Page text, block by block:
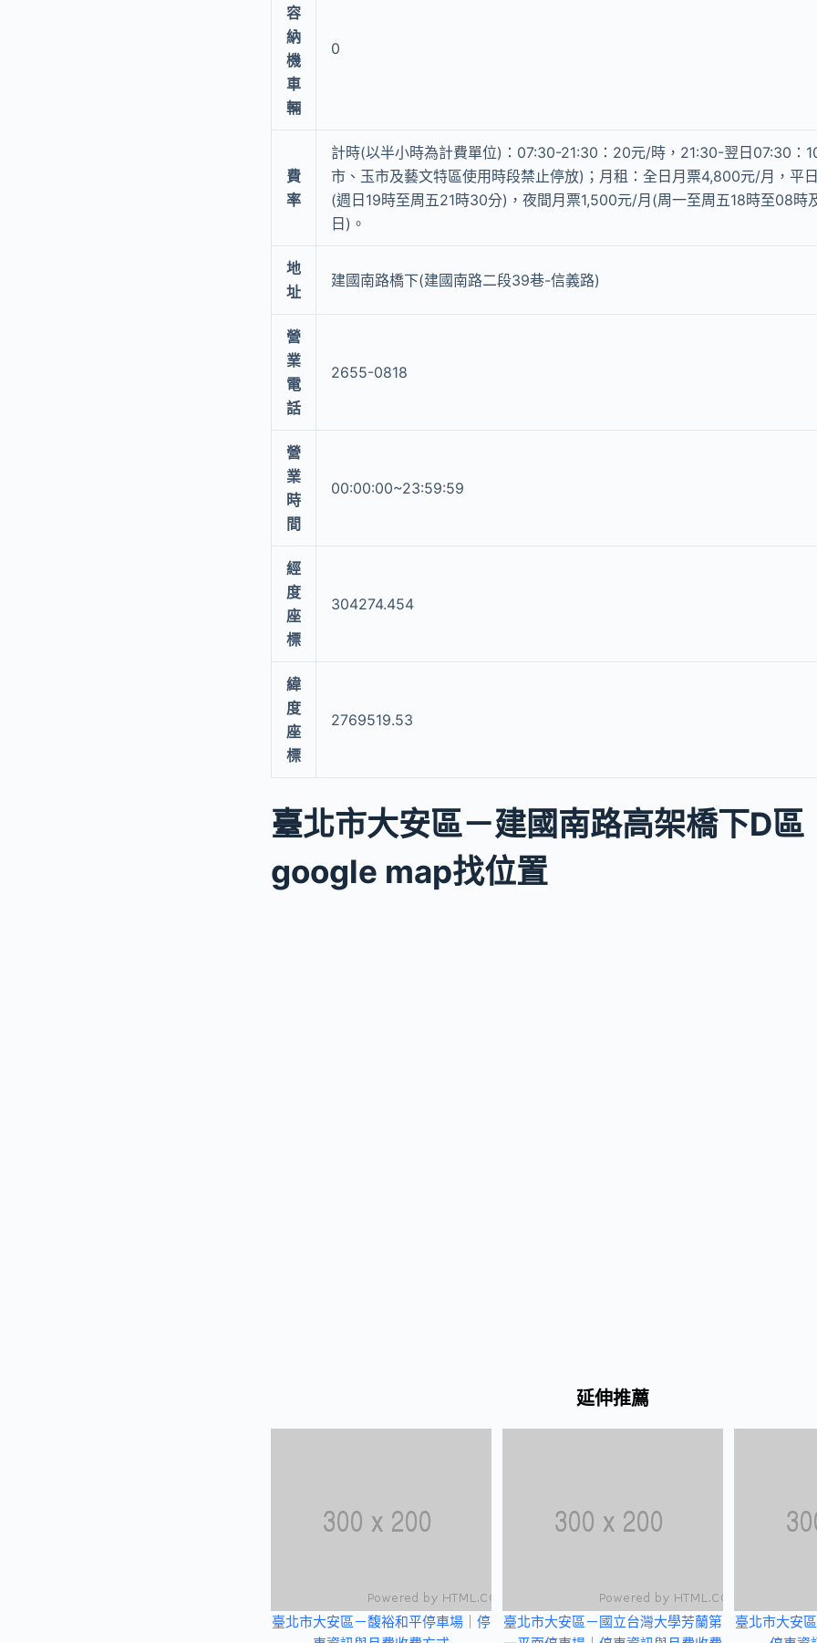
容
納
機
車
輛
0
費
率
計時(以半小時為計費單位)：07:30-21:30：20元/時，21:30-翌日07:30：
市、玉市及藝文特區使用時段禁止停放)；月租：全日月票4,800元/月，平
(週日19時至周五21時30分)，夜間月票1,500元/月(周一至周五18時至08時
日)。
地
址
建國南路橋下(建國南路二段39巷-信義路)
營
業
電
話
2655-0818
營
業
時
間
00:00:00~23:59:59
經
度
座
標
304274.454
緯
度
座
標
2769519.53
臺北市大安區－建國南路高架橋下D區
google map找位置
延伸推薦
臺北市大安區－馥裕和平停車場｜停
臺北市大安區－國立台灣大學芳蘭第
臺北市大安